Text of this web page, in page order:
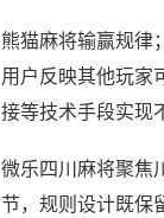
熊猫麻将输赢规律
用户反映其他玩家
接等技术手段实现
微乐四川麻将聚焦
节，规则设计既保